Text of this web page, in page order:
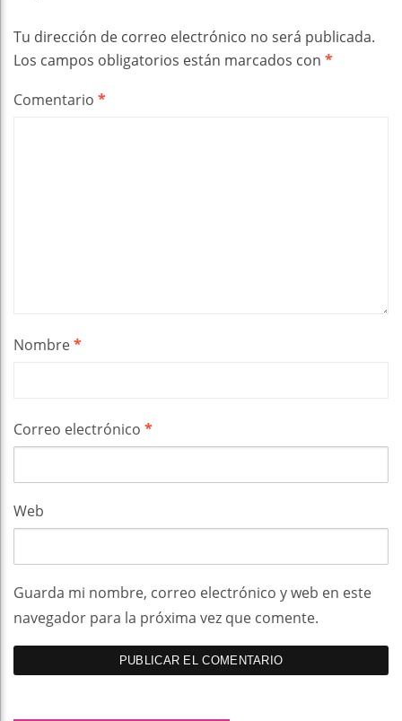
Tu dirección de correo electrónico no será publicada.
Los campos obligatorios están marcados con *
Comentario *
Nombre*
Correo electrónico *
Web
Guarda mi nombre, correo electrónico y web en este
navegador para la próxima vez que comente.